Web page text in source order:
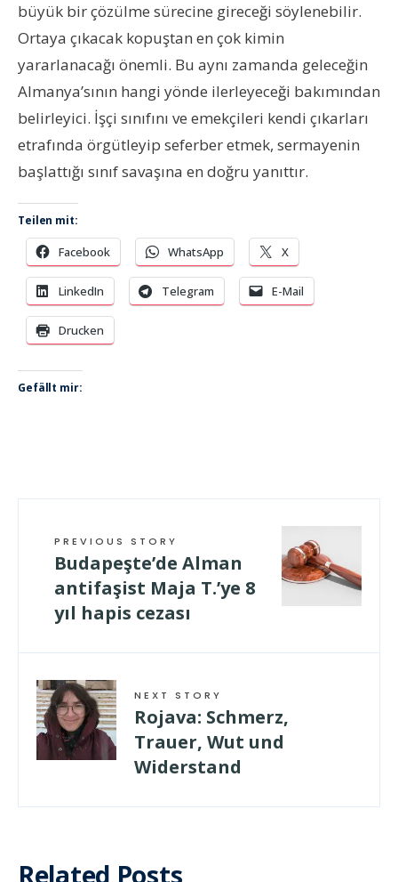
büyük bir çözülme sürecine gireceği söylenebilir.
Ortaya çıkacak kopuştan en çok kimin
yararlanacağı önemli. Bu aynı zamanda geleceğin
Almanya’sının hangi yönde ilerleyeceği bakımından
belirleyici. İşçi sınıfını ve emekçileri kendi çıkarları
etrafında örgütleyip seferber etmek, sermayenin
başlattığı sınıf savaşına en doğru yanıttır.
Teilen mit:
Facebook WhatsApp X
LinkedIn Telegram E-Mail
Drucken
Gefällt mir:
PREVIOUS STORY
Budapeşte’de Alman
antifaşist Maja T.’ye 8
yıl hapis cezası
NEXT STORY
Rojava: Schmerz,
Trauer, Wut und
Widerstand
Related Posts